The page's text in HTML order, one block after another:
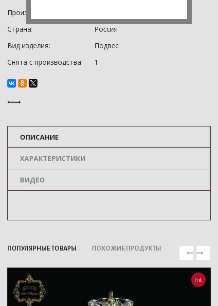
Производитель:
Страна:
Россия
Вид изделия:
Подвес
Снята с производства:
1
ОПИСАНИЕ
ХАРАКТЕРИСТИКИ
ВИДЕО
ПОПУЛЯРНЫЕ ТОВАРЫ ПОХОЖИЕ ПРОДУКТЫ
hit